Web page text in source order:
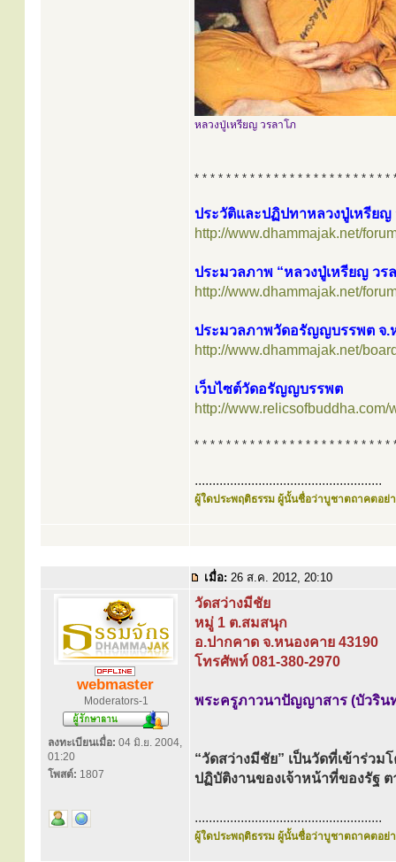
หลวงปู่เหรียญ วรลาโภ
* * * * * * * * * * * * * * * * * * * * * * * * *
ประวัติและปฏิปทาหลวงปู่เหรียญ
http://www.dhammajak.net/
ประมวลภาพ “หลวงปู่เหรียญ ว
http://www.dhammajak.net/
ประมวลภาพวัดอรัญญบรรพต จ.
http://www.dhammajak.net/
เว็บไซต์วัดอรัญญบรรพต
http://www.relicsofbuddha.com/
* * * * * * * * * * * * * * * * * * * * * * * * *
.....................................................
ผู้ใดประพฤติธรรม ผู้นั้นชื่อว่าบูชาตถาคตอย่า
เมื่อ: 26 ส.ค. 2012, 20:10
webmaster
Moderators-1
ลงทะเบียนเมื่อ: 04 มิ.ย. 2004,
01:20
โพสต์: 1807
วัดสว่างมีชัย
หมู่ 1 ต.สมสนุก
อ.ปากคาด จ.หนองคาย 43190
โทรศัพท์ 081-380-2970
พระครูภาวนาปัญญาสาร (บัวริน
“วัดสว่างมีชัย” เป็นวัดที่เข้าร่ว
ปฏิบัติงานของเจ้าหน้าที่ของรัฐ
.....................................................
ผู้ใดประพฤติธรรม ผู้นั้นชื่อว่าบูชาตถาคตอย่า